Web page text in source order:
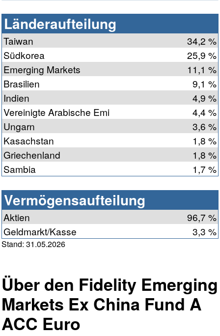
Länderaufteilung
Taiwan
34,2 %
Südkorea
25,9 %
Emerging Markets
11,1 %
Brasilien
9,1 %
Indien
4,9 %
Vereinigte Arabische Emi
4,4 %
Ungarn
3,6 %
Kasachstan
1,8 %
Griechenland
1,8 %
Sambia
1,7 %
Vermögensaufteilung
Aktien
96,7 %
Geldmarkt/Kasse
3,3 %
Stand: 31.05.2026
Über den Fidelity Emerging
Markets Ex China Fund A
ACC Euro